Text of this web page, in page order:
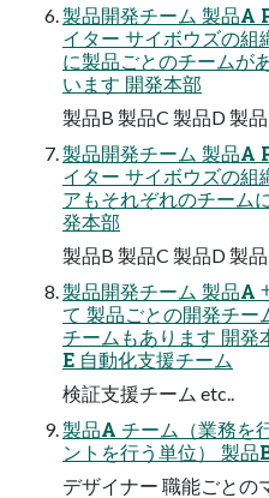
製品開発チーム 製品A
イター サイボウズの組
に製品ごとのチームが
います 開発本部
製品B 製品C 製品D 製
製品開発チーム 製品A
イター サイボウズの
アもそれぞれのチーム
発本部
製品B 製品C 製品D 製
製品開発チーム 製品A
て 製品ごとの開発チー
チームもあります 開発
E 自動化支援チーム
検証支援チーム etc..
製品A チーム（業務を
ントを行う単位） 製
デザイナー 職能ごとの